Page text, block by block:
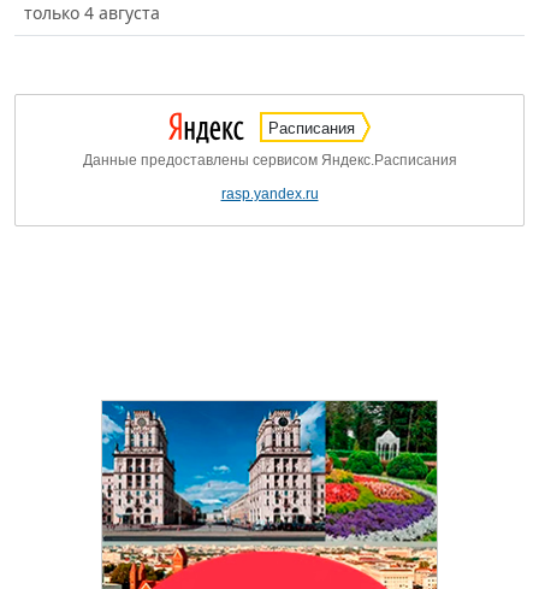
только 4 августа
Расписания
Данные предоставлены сервисом Яндекс.Расписания
rasp.yandex.ru